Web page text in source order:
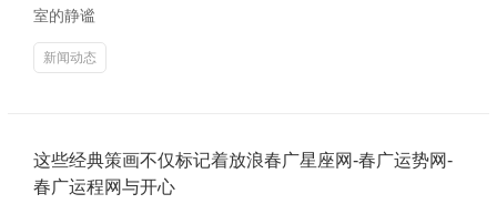
室的静谧
新闻动态
这些经典策画不仅标记着放浪春广星座网-春广运势网-
春广运程网与开心